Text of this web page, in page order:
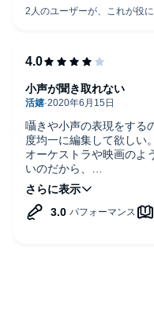
ませたフォロワーがヒッ
囁きや小声の表現をする
度均一に編集して欲しい。
オーケストラや映画のよ
いのだから、
音量の幅が大きいと、う
き辛い。
小声が聞き取れない